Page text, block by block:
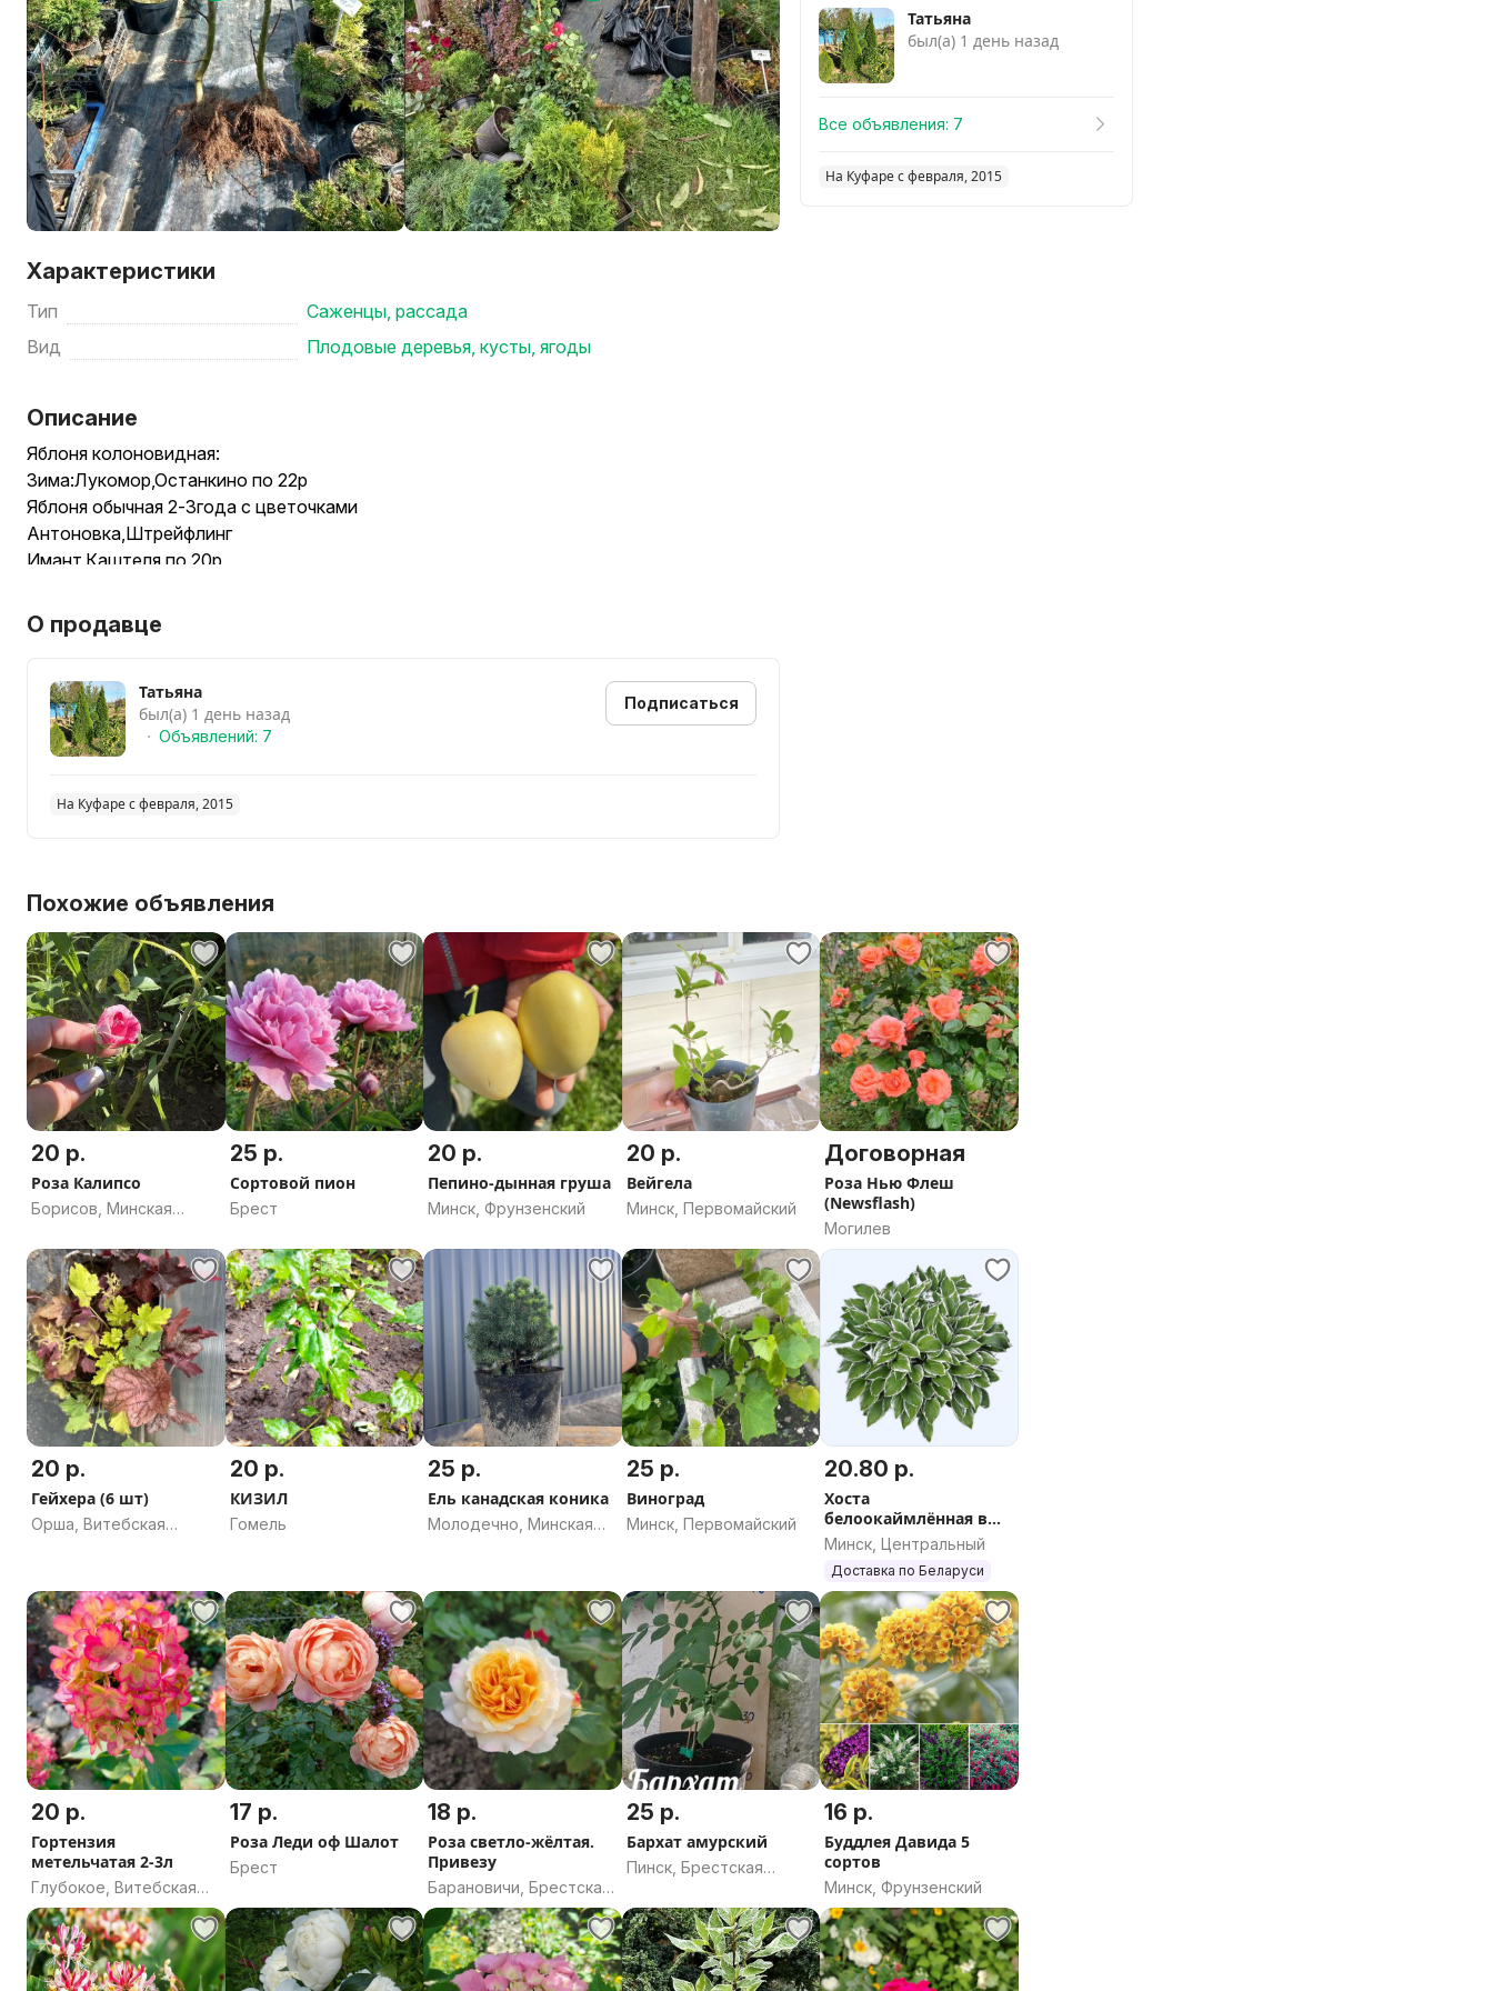
Характеристики
Тип
Саженцы, рассада
Вид
Плодовые деревья, кусты, ягоды
Описание
Яблоня колоновидная:
Зима:Лукомор,Останкино по 22р
Яблоня обычная 2-3года с цветочками
Антоновка,Штрейфлинг
Имант,Каштеля по 20р
Бен алдер по 12р
Крыжовник Сенатор,Олани все по 12р
Малина Полька,Полана, Таганка лето по 3р
Ежевика Тройная корона,Карака блек по 10р
Наличие уточняйте,саженцам свойственно заканчиваться
д.Боровка
О продавце
Татьяна
был(а) 1 день назад
Объявлений: 7
Подписаться
На Куфаре с февраля, 2015
Похожие объявления
20 р.
Роза Калипсо
Борисов, Минская
25 р.
Сортовой пион
Брест
20 р.
Пепино-дынная груша
Минск, Фрунзенский
20 р.
Вейгела
Минск, Первомайский
Договорная
Роза Нью Флеш
(Newsflash)
Могилев
20 р.
Гейхера (6 шт)
Орша, Витебская
20 р.
КИЗИЛ
Гомель
25 р.
Ель канадская коника
Молодечно, Минская
25 р.
Виноград
Минск, Первомайский
20.80 р.
Хоста
белоокаймлённая в
Минске с доставкой
Минск, Центральный
Доставка по Беларуси
20 р.
Гортензия
метельчатая 2-3л
Глубокое, Витебская
область
17 р.
Роза Леди оф Шалот
Брест
18 р.
Роза светло-жёлтая.
Привезу
Барановичи, Брестская
область
25 р.
Бархат амурский
Пинск, Брестская
16 р.
Буддлея Давида 5
сортов
Минск, Фрунзенский
Татьяна
был(а) 1 день назад
Все объявления: 7
На Куфаре с февраля, 2015